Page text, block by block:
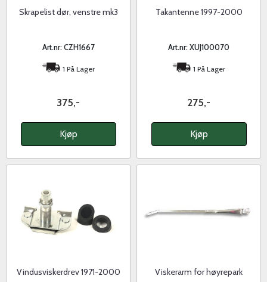
Skrapelist dør, venstre mk3
Art.nr: CZH1667
1 På Lager
375,-
Kjøp
Takantenne 1997-2000
Art.nr: XUJ100070
1 På Lager
275,-
Kjøp
Vindusviskerdrev 1971-2000 Viskerarm for høyrepark